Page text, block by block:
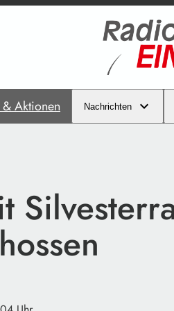
Aktionen Nachrichten